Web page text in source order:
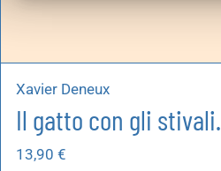
Xavier Deneux
Il gatto con gli stivali.
13,90 €